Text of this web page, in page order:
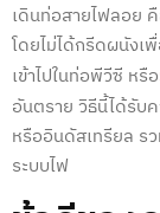
เดินท่อสายไฟลอย
โดยไม่ได้กรีดผนังเ
เข้าไปในท่อพีวีซี หรือ
อันตราย วิธีนี้ได้รับ
หรืออินดัสเทรียล ร
ระบบไฟ